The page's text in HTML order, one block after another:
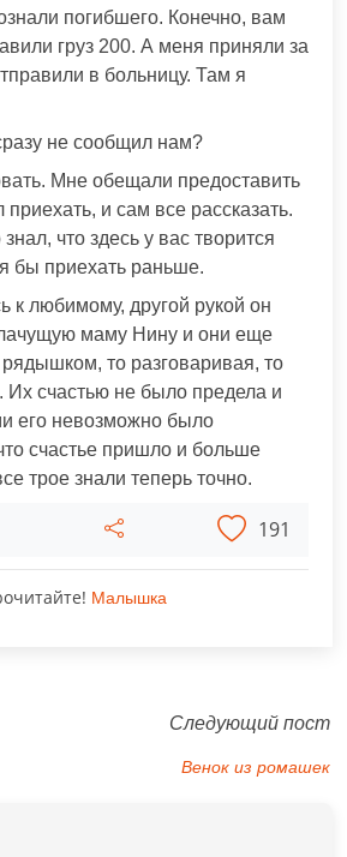
погибшего. Конечно, вам
груз 200. А меня приняли за
в больницу. Там я
не сообщил нам?
Мне обещали предоставить
и сам все рассказать.
что здесь у вас творится
бы приехать раньше.
к любимому, другой рукой он
маму Нину и они еще
рядышком, то разговаривая, то
Их счастью не было предела и
его невозможно было
счастье пришло и больше
трое знали теперь точно.
191
Малышка
Следующий пост
Венок из ромашек